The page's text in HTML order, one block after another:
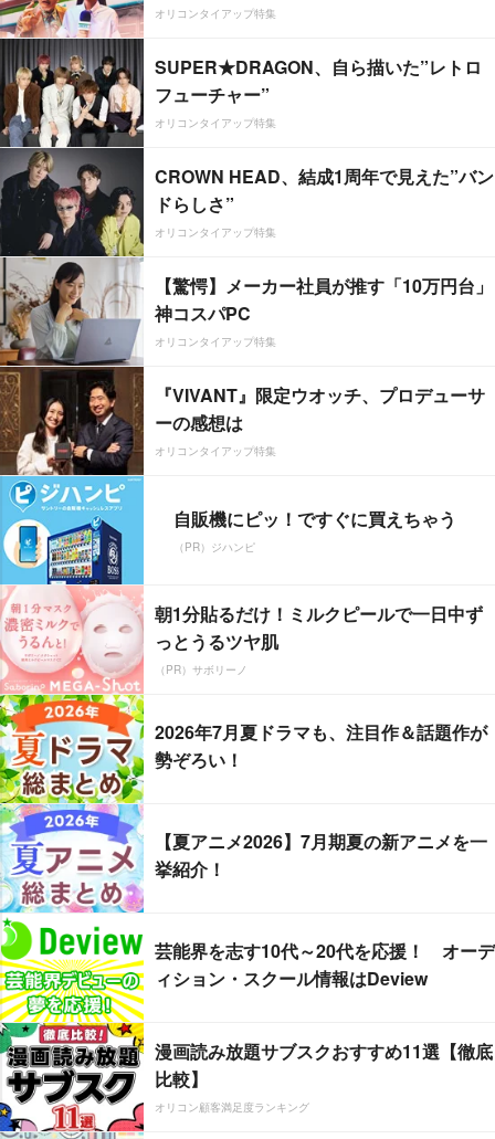
オリコンタイアップ特集
SUPER★DRAGON、自ら描いた”レトロ
フューチャー”
オリコンタイアップ特集
CROWN HEAD、結成1周年で見えた”バン
ドらしさ”
オリコンタイアップ特集
【驚愕】メーカー社員が推す「10万円台」
神コスパPC
オリコンタイアップ特集
『VIVANT』限定ウオッチ、プロデューサ
ーの感想は
オリコンタイアップ特集
自販機にピッ！ですぐに買えちゃう
（PR）ジハンピ
朝1分貼るだけ！ミルクピールで一日中ず
っとうるツヤ肌
（PR）サボリーノ
2026年7月夏ドラマも、注目作＆話題作が
勢ぞろい！
【夏アニメ2026】7月期夏の新アニメを一
挙紹介！
芸能界を志す10代～20代を応援！ オーデ
ィション・スクール情報はDeview
漫画読み放題サブスクおすすめ11選【徹底
比較】
オリコン顧客満足度ランキング